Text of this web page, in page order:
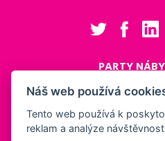
Náš web používá
Tento web používá k
reklam a analýze
PARTY
Logistický areál
196 00 Praha